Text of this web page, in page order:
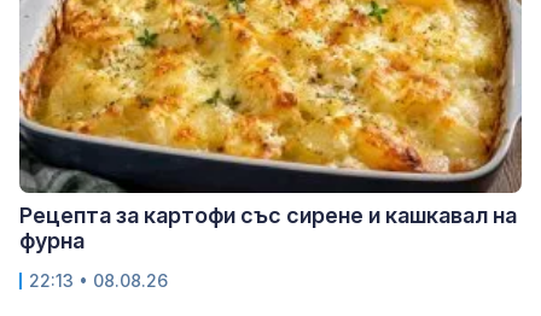
Рецепта за картофи със сирене и кашкавал на
фурна
22:13 • 08.08.26